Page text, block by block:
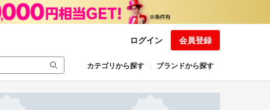
ログイン 会員登録
カテゴリから探す ブランドから探す